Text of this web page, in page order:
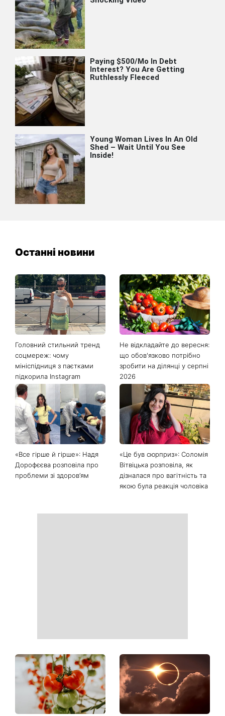
Останні новини
Головний стильний тренд
соцмереж: чому
мініспідниця з паєтками
підкорила Instagram
Не відкладайте до вересня:
що обов'язково потрібно
зробити на ділянці у серпні
2026
«Все гірше й гірше»: Надя
Дорофєєва розповіла про
проблеми зі здоров’ям
«Це був сюрприз»: Соломія
Вітвіцька розповіла, як
дізналася про вагітність та
якою була реакція чоловіка